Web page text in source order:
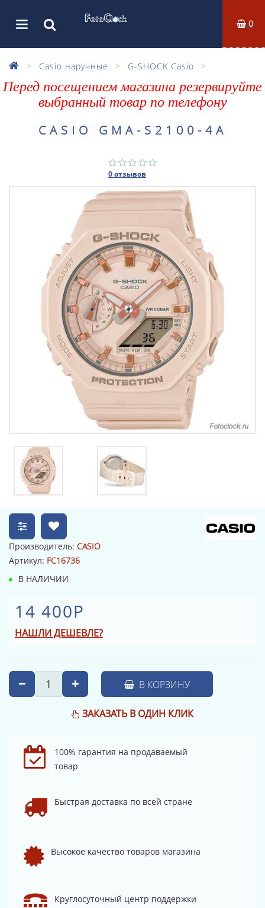
0
Casio наручные G-SHOCK Casio
Перед посещением магазина резервируйте
выбранный товар по телефону
CASIO GMA-S2100-4A
0 отзывов
Производитель: CASIO
Артикул: FC16736
В НАЛИЧИИ
14 400Р
НАШЛИ ДЕШЕВЛЕ?
В КОРЗИНУ
ЗАКАЗАТЬ В ОДИН КЛИК
100% гарантия на продаваемый
товар
Быстрая доставка по всей стране
Высокое качество товаров магазина
Круглосуточный центр поддержки